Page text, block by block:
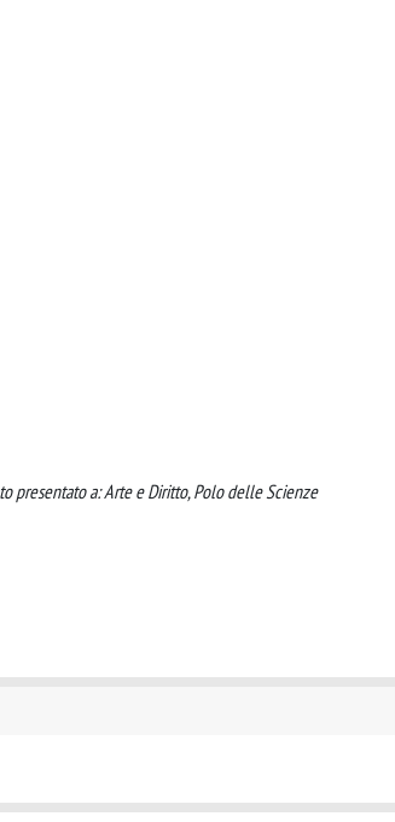
presentato a: Arte e Diritto, Polo delle Scienze